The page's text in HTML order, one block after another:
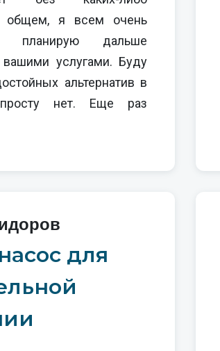
общем, я всем очень
планирую дальше
вашими услугами. Буду
альтернатив в
нет. Еще раз
для